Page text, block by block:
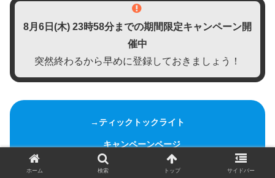
8月6日(木) 23時58分までの期間限定キャンペーン開
催中
突然終わるから早めに登録しておきましょう！
→ティックトックライト
キャンペーンページ
ホーム 検索 トップ サイドバー